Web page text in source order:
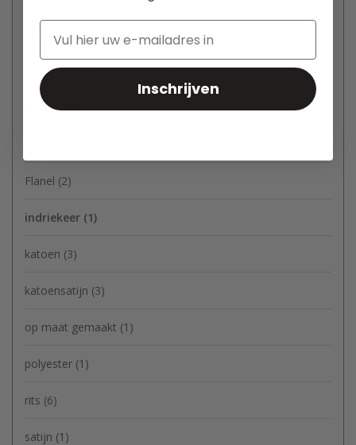
doorlopende rits(2)
Doorlopende rits over 3 zijden(1)
Easy Care(1)
Flanel (2)
indriekeer (1)
katoen (3)
katoensatijn (3)
op maat gemaakt (1)
polyester (1)
rits (6)
satijn (1)
Inschrijven